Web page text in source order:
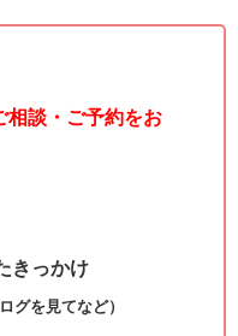
相談・ご予約をお
きっかけ
グを見てなど）